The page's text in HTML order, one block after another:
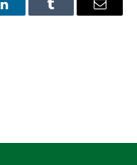
LinkedInTumblr
E-